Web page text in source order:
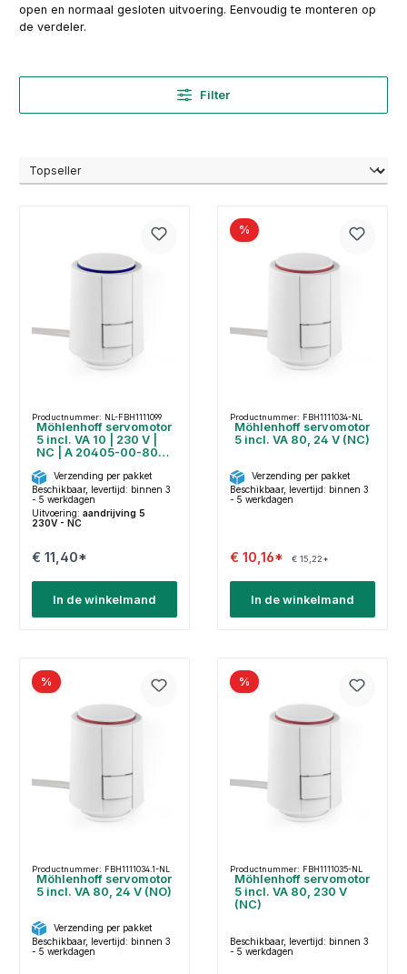
open en normaal gesloten uitvoering. Eenvoudig te monteren op
de verdeler.
Filter
Productnummer: NL-FBH1111099
Möhlenhoff servomotor
5 incl. VA 10 | 230 V |
NC | A 20405-00-805-
Verzending per pakket
Beschikbaar, levertijd: binnen 3
- 5 werkdagen
Uitvoering: aandrijving 5
230V - NC
€ 11,40*
In de winkelmand
%
Productnummer: FBH1111034-NL
Möhlenhoff servomotor
5 incl. VA 80, 24 V (NC)
Verzending per pakket
Beschikbaar, levertijd: binnen 3
- 5 werkdagen
€ 10,16* € 15,22*
In de winkelmand
%
Productnummer: FBH1111034.1-NL
Möhlenhoff servomotor
5 incl. VA 80, 24 V (NO)
Verzending per pakket
Beschikbaar, levertijd: binnen 3
- 5 werkdagen
%
Productnummer: FBH1111035-NL
Möhlenhoff servomotor
5 incl. VA 80, 230 V
(NC)
Beschikbaar, levertijd: binnen 3
- 5 werkdagen